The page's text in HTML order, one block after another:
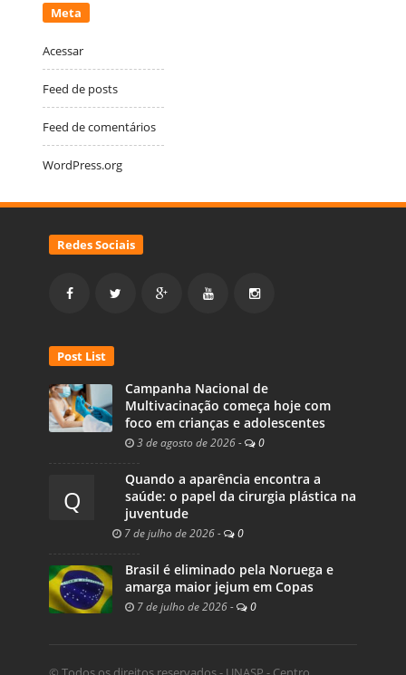
Meta
Acessar
Feed de posts
Feed de comentários
WordPress.org
Redes Sociais
Post List
Campanha Nacional de
Multivacinação começa hoje com
foco em crianças e adolescentes
3 de agosto de 2026 - 0
Q
Quando a aparência encontra a
saúde: o papel da cirurgia plástica na
juventude
7 de julho de 2026 - 0
Brasil é eliminado pela Noruega e
amarga maior jejum em Copas
7 de julho de 2026 - 0